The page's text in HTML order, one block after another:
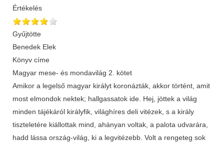
Értékelés
Gyűjtötte
Benedek Elek
Könyv címe
Magyar mese- és mondavilág 2. kötet
Amikor a legelső magyar királyt koronázták, akkor történt, amit
most elmondok nektek; hallgassatok ide. Hej, jöttek a világ
minden tájékáról királyfik, világhíres deli vitézek, s a király
tiszteletére kiállottak mind, ahányan voltak, a palota udvarára,
hadd lássa ország-világ, ki a legvitézebb. Volt a rengeteg sok